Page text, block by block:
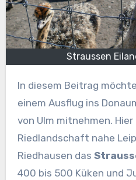
Straussen
In diesem Beitrag möchte ich euch gerne zu
einem Ausflug ins
von Ulm mitnehmen.
Riedlandschaft nahe
Riedhausen das
400 bis 500 Küken und